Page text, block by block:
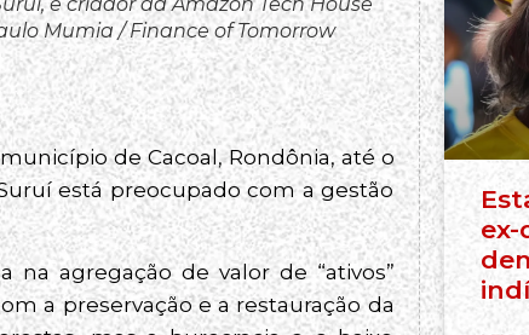
Mumia / Finance of Tomorrow
de Cacoal, Rondônia, até o
está preocupado com a gestão
na agregação de valor de “ativos”
a preservação e a restauração da
ex-